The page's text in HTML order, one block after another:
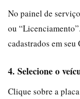
No painel de
ou
cadastrados em seu
4. Selecione o
Clique sobre a